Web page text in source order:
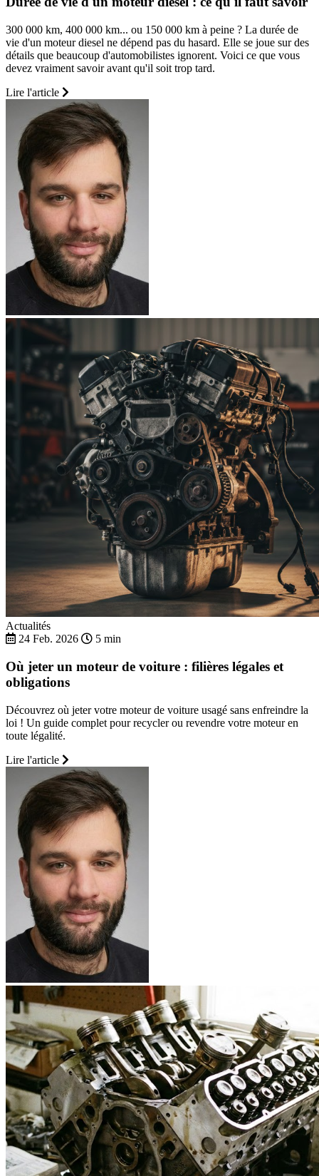
300 000 km, 400 000 km... ou 150 000 km à peine ? La durée de
vie d'un moteur diesel ne dépend pas du hasard. Elle se joue sur des
détails que beaucoup d'automobilistes ignorent. Voici ce que vous
devez vraiment savoir avant qu'il soit trop tard.
Lire l'article
Actualités
24 Feb. 2026
5 min
Où jeter un moteur de voiture : filières légales et
obligations
Découvrez où jeter votre moteur de voiture usagé sans enfreindre la
loi ! Un guide complet pour recycler ou revendre votre moteur en
toute légalité.
Lire l'article